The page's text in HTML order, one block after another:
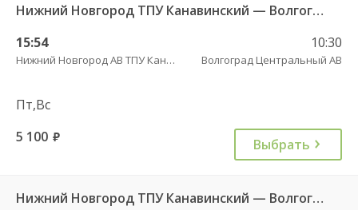
Нижний Новгород ТПУ Канавинский — Волгоград 5133
15:54
Нижний Новгород АВ ТПУ Канавинский
10:30
Волгоград Центральный АВ
Пт,Вс
5 100 руб. Выбрать
Нижний Новгород ТПУ Канавинский — Волгоград 5133